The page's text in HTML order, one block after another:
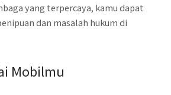
yang terpercaya, kamu dapat
dan masalah hukum di
Mobilmu